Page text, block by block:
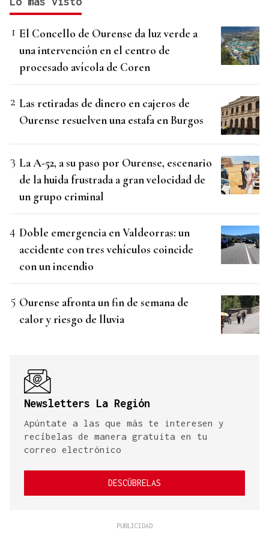
El Concello de Ourense da luz verde a
una intervención en el centro de
procesado avícola de Coren
Las retiradas de dinero en cajeros de
Ourense resuelven una estafa en Burgos
La A-52, a su paso por Ourense, escenario
de la huida frustrada a gran velocidad de
un grupo criminal
Doble emergencia en Valdeorras: un
accidente con tres vehículos coincide
con un incendio
Ourense afronta un fin de semana de
calor y riesgo de lluvia
Newsletters La Región
Apúntate a las que más te interesen y
recíbelas de manera gratuita en tu
correo electrónico
DESCÚBRELAS